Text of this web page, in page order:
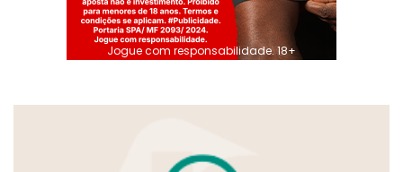
Jogue com responsabilidade. 18+